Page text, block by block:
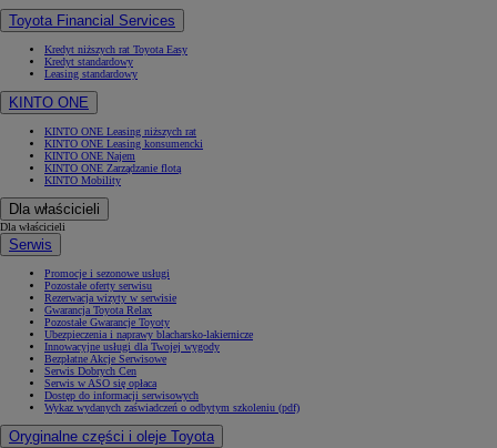
Toyota Financial Services
Kredyt niższych rat Toyota Easy
Kredyt standardowy
Leasing standardowy
KINTO ONE
KINTO ONE Leasing niższych rat
KINTO ONE Leasing konsumencki
KINTO ONE Najem
KINTO ONE Zarządzanie flotą
KINTO Mobility
Dla właścicieli
Dla właścicieli
Serwis
Promocje i sezonowe usługi
Pozostałe oferty serwisu
Rezerwacja wizyty w serwisie
Gwarancja Toyota Relax
Pozostałe Gwarancje Toyoty
Ubezpieczenia i naprawy blacharsko-lakiernicze
Innowacyjne usługi dla Twojej wygody
Bezpłatne Akcje Serwisowe
Serwis Dobrych Cen
Serwis w ASO się opłaca
Dostęp do informacji serwisowych
Wykaz wydanych zaświadczeń o odbytym szkoleniu (pdf)
Oryginalne części i oleje Toyota